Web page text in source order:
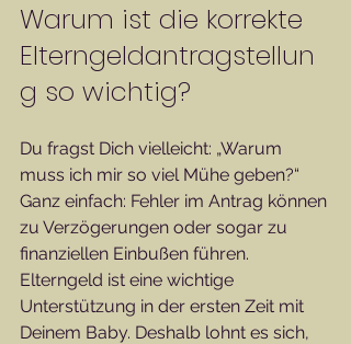
Warum ist die korrekte
Elterngeldantragstellun
g so wichtig?
Du fragst Dich vielleicht: „Warum
muss ich mir so viel Mühe geben?“
Ganz einfach: Fehler im Antrag können
zu Verzögerungen oder sogar zu
finanziellen Einbußen führen.
Elterngeld ist eine wichtige
Unterstützung in der ersten Zeit mit
Deinem Baby. Deshalb lohnt es sich,